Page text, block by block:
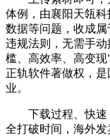
体例，由襄阳天瓴科
数据等问题，收成
违规法则，无需手
槛、高效率、高变
正轨软件著做权，
业。
下载过程、快速
全打破时间，海外